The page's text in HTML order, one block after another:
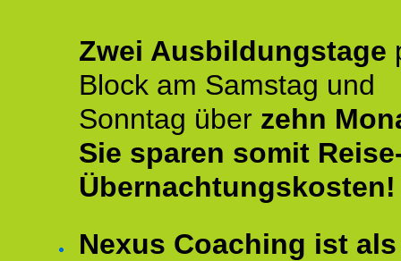
Zwei Ausbildungstage
Block am Samstag und
Sonntag über zehn
Sie sparen somit
Übernachtungskosten!
Nexus Coaching ist als